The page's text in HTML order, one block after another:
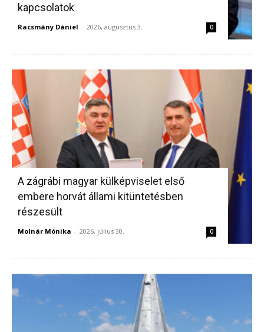
kapcsolatok
Racsmány Dániel - 2026, augusztus 3. 0
A zágrábi magyar külképviselet első
embere horvát állami kitüntetésben
részesült
Molnár Mónika - 2026, július 30. 0